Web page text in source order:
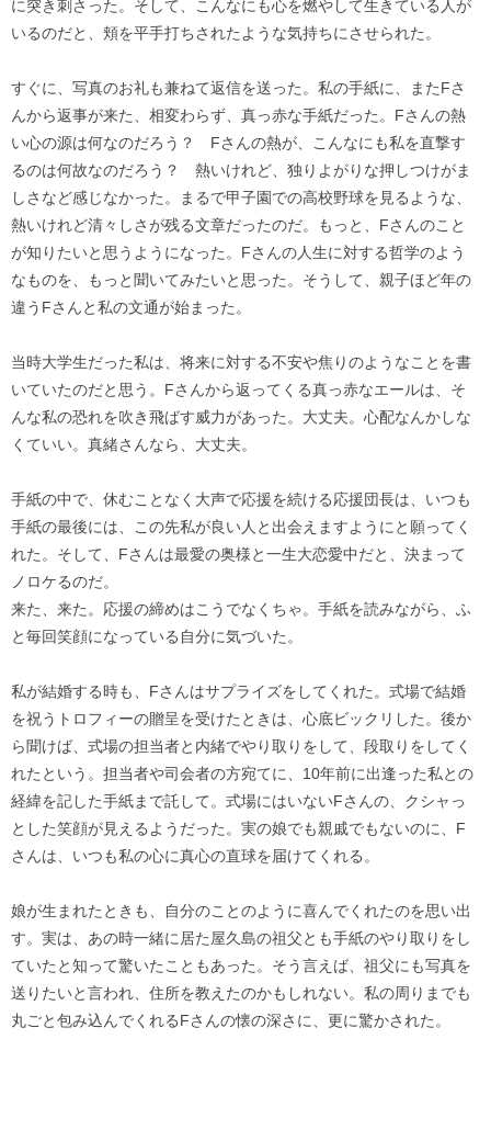
に突き刺さった。そして、こんなにも心を燃やして生きている人が
いるのだと、頬を平手打ちされたような気持ちにさせられた。
すぐに、写真のお礼も兼ねて返信を送った。私の手紙に、またFさ
んから返事が来た、相変わらず、真っ赤な手紙だった。Fさんの熱
い心の源は何なのだろう？ Fさんの熱が、こんなにも私を直撃す
るのは何故なのだろう？ 熱いけれど、独りよがりな押しつけがま
しさなど感じなかった。まるで甲子園での高校野球を見るような、
熱いけれど清々しさが残る文章だったのだ。もっと、Fさんのこと
が知りたいと思うようになった。Fさんの人生に対する哲学のよう
なものを、もっと聞いてみたいと思った。そうして、親子ほど年の
違うFさんと私の文通が始まった。
当時大学生だった私は、将来に対する不安や焦りのようなことを書
いていたのだと思う。Fさんから返ってくる真っ赤なエールは、そ
んな私の恐れを吹き飛ばす威力があった。大丈夫。心配なんかしな
くていい。真緒さんなら、大丈夫。
手紙の中で、休むことなく大声で応援を続ける応援団長は、いつも
手紙の最後には、この先私が良い人と出会えますようにと願ってく
れた。そして、Fさんは最愛の奥様と一生大恋愛中だと、決まって
ノロケるのだ。
来た、来た。応援の締めはこうでなくちゃ。手紙を読みながら、ふ
と毎回笑顔になっている自分に気づいた。
私が結婚する時も、Fさんはサプライズをしてくれた。式場で結婚
を祝うトロフィーの贈呈を受けたときは、心底ビックリした。後か
ら聞けば、式場の担当者と内緒でやり取りをして、段取りをしてく
れたという。担当者や司会者の方宛てに、10年前に出逢った私との
経緯を記した手紙まで託して。式場にはいないFさんの、クシャっ
とした笑顔が見えるようだった。実の娘でも親戚でもないのに、F
さんは、いつも私の心に真心の直球を届けてくれる。
娘が生まれたときも、自分のことのように喜んでくれたのを思い出
す。実は、あの時一緒に居た屋久島の祖父とも手紙のやり取りをし
ていたと知って驚いたこともあった。そう言えば、祖父にも写真を
送りたいと言われ、住所を教えたのかもしれない。私の周りまでも
丸ごと包み込んでくれるFさんの懐の深さに、更に驚かされた。